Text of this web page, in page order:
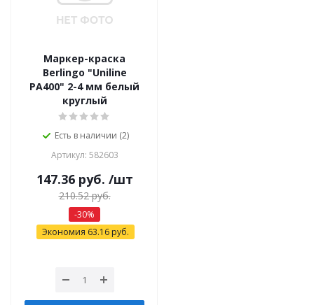
Маркер-краска
Berlingo "Uniline
PA400" 2-4 мм белый
круглый
Есть в наличии (2)
Артикул: 582603
147.36руб. /шт
210.52руб.
-30%
Экономия 63.16 руб.